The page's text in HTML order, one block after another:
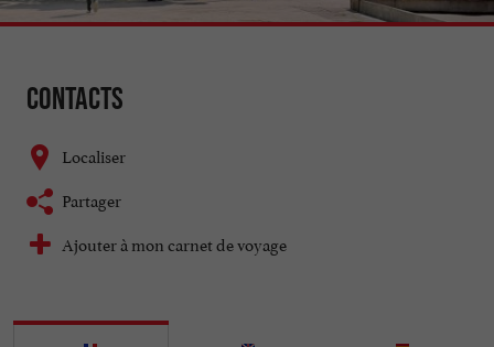
Contacts
Localiser
Partager
Ajouter à mon carnet de voyage